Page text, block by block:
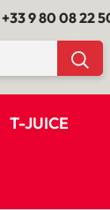
+33 9 80 08 22
T-JUICE